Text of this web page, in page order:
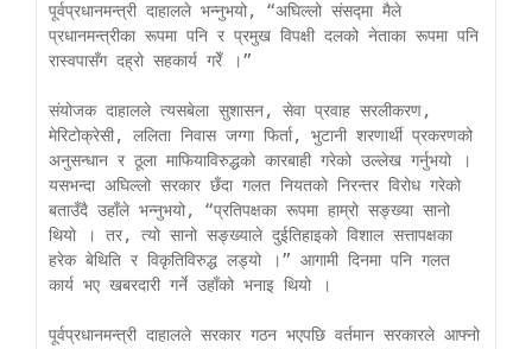
पूर्वप्रधानमन्त्री दाहालले भन्नुभयो, “अघिल्लो संसद्मा मैले
प्रधानमन्त्रीका रूपमा पनि र प्रमुख विपक्षी दलको नेताका रूपमा पनि
रास्वपासँग दह्रो सहकार्य गरेँ ।”
संयोजक दाहालले त्यसबेला सुशासन, सेवा प्रवाह सरलीकरण,
मेरिटोक्रेसी, ललिता निवास जग्गा फिर्ता, भुटानी शरणार्थी प्रकरणको
अनुसन्धान र ठूला माफियाविरुद्धको कारबाही गरेको उल्लेख गर्नुभयो ।
यसभन्दा अघिल्लो सरकार छँदा गलत नियतको निरन्तर विरोध गरेको
बताउँदै उहाँले भन्नुभयो, “प्रतिपक्षका रूपमा हाम्रो सङ्ख्या सानो
थियो । तर, त्यो सानो सङ्ख्याले दुईतिहाइको विशाल सत्तापक्षका
हरेक बेथिति र विकृतिविरुद्ध लड्यो ।” आगामी दिनमा पनि गलत
कार्य भए खबरदारी गर्ने उहाँको भनाइ थियो ।
पूर्वप्रधानमन्त्री दाहालले सरकार गठन भएपछि वर्तमान सरकारले आफ्नो